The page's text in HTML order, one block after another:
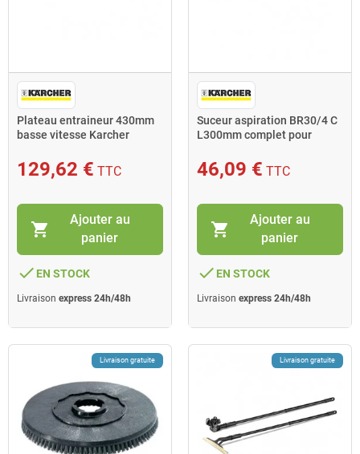
Plateau entraineur 430mm
basse vitesse Karcher
129,62 € TTC
shopping_cart
Ajouter au
panier
done EN STOCK
Livraison express 24h/48h
Suceur aspiration BR30/4 C
L300mm complet pour
46,09 € TTC
shopping_cart
Ajouter au
panier
done EN STOCK
Livraison express 24h/48h
Livraison gratuite Livraison gratuite